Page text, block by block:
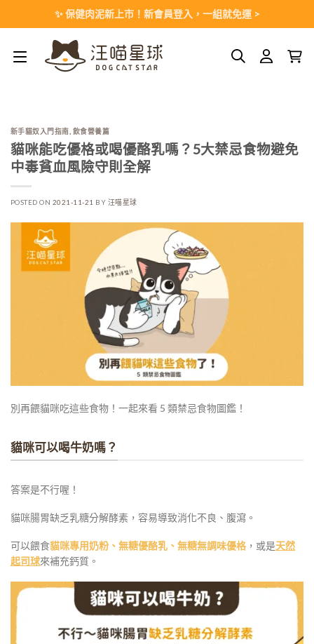
✨ 保健肉泥新上市！新會員登入，一組就免運 >
新手貓奴入門指南 飲食營養篇
貓咪能吃優格或喝優酪乳嗎？5大禁忌食物避免
中毒貧血風險守則全解
POSTED ON 2021-11-21 BY 汪喵星球
別再餵貓咪吃這些食物！一起來看 5 類禁忌食物圖鑑！
貓咪可以喝牛奶嗎？
答案是不行喔！
貓咪腸胃缺乏乳糖分解酵素，容易導致消化不良、腹瀉。
可以餵食貓咪專用奶粉、無糖優酪乳、無糖無調味優格 ，或是天然
起司球來補充鈣質。